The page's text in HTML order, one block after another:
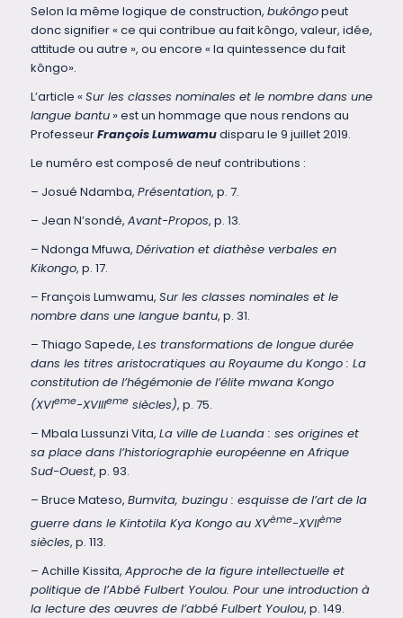
Selon la même logique de construction, bukôngopeut
donc signifier « ce qui contribue au fait kôngo, valeur, idée,
attitude ou autre », ou encore « la quintessence du fait
kôngo».
L’article « Sur les classes nominales et le nombre dans une
langue bantu» est un hommage que nous rendons au
ProfesseurFrançois Lumwamudisparu le 9 juillet 2019.
Le numéro est composé de neuf contributions :
– Josué Ndamba, Présentation, p. 7.
– Jean N’sondé, Avant-Propos, p. 13.
– Ndonga Mfuwa, Dérivation et diathèse verbales en
Kikongo, p. 17.
– François Lumwamu, Sur les classes nominales et le
nombre dans une langue bantu, p. 31.
– Thiago Sapede, Les transformations de longue durée
dans les titres aristocratiques au Royaume du Kongo : La
constitution de l’hégémonie de l’élite mwana Kongo
(XVIeme-XVIIIemesiècles), p. 75.
– Mbala Lussunzi Vita, La ville de Luanda : ses origines et
sa place dans l’historiographie européenne en Afrique
Sud-Ouest, p. 93.
– Bruce Mateso, Bumvita, buzingu : esquisse de l’art de la
guerre dans le Kintotila Kya Kongo au XVème-XVIIème
siècles, p. 113.
– Achille Kissita, Approche de la figure intellectuelle et
politique de l’Abbé Fulbert Youlou. Pour une introduction à
la lecture des œuvres de l’abbé Fulbert Youlou, p. 149.